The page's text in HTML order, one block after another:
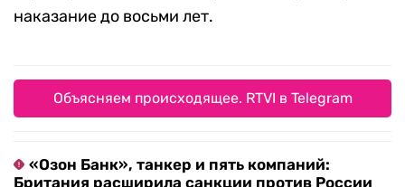
наказание до восьми лет.
Объясняем происходящее. RTVI в Telegram
«Озон Банк», танкер и пять компаний:
Британия расширила санкции против России